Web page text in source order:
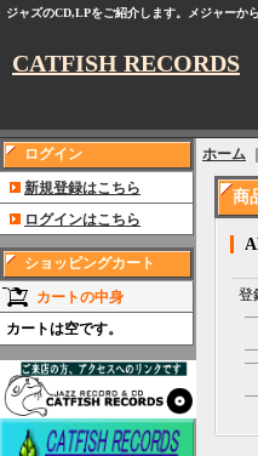
ジャズのCD,LPをご紹介します。メジャーか
CATFISH RECORDS
ログイン
新規登録はこちら
ログインはこちら
ショッピングカート
カートの中身
カートは空です。
ホーム
商
登